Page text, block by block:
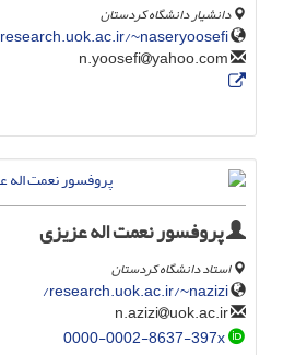
دانشیار دانشگاه کردستان
research.uok.ac.ir/~naseryoosefi/
yahoo.com
پروفسور نعمت اله عزیزی
استاد دانشگاه کردستان
research.uok.ac.ir/~nazizi/
uok.ac.ir
0000-0002-8637-397x